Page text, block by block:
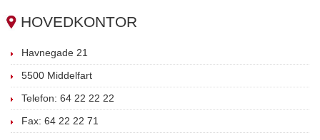
HOVEDKONTOR
Havnegade 21
5500 Middelfart
Telefon: 64 22 22 22
Fax: 64 22 22 71